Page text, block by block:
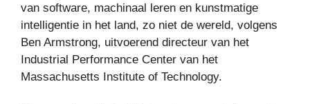
van software, machinaal leren en kunstmatige
intelligentie in het land, zo niet de wereld, volgens
Ben Armstrong, uitvoerend directeur van het
Industrial Performance Center van het
Massachusetts Institute of Technology.